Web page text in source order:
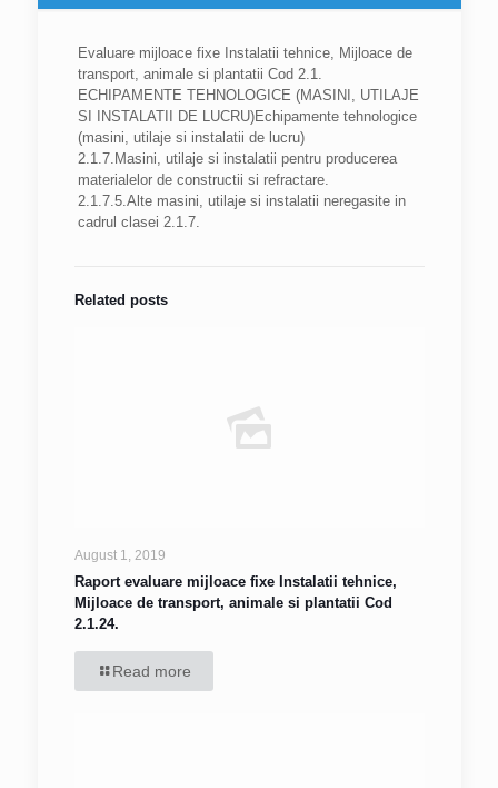
Evaluare mijloace fixe Instalatii tehnice, Mijloace de
transport, animale si plantatii Cod 2.1.
ECHIPAMENTE TEHNOLOGICE (MASINI, UTILAJE
SI INSTALATII DE LUCRU)Echipamente tehnologice
(masini, utilaje si instalatii de lucru)
2.1.7.Masini, utilaje si instalatii pentru producerea
materialelor de constructii si refractare.
2.1.7.5.Alte masini, utilaje si instalatii neregasite in
cadrul clasei 2.1.7.
Related posts
August 1, 2019
Raport evaluare mijloace fixe Instalatii tehnice,
Mijloace de transport, animale si plantatii Cod
2.1.24.
Read more